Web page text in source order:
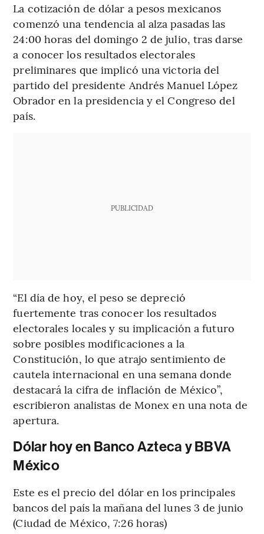
La cotización de dólar a pesos mexicanos
comenzó una tendencia al alza pasadas las
24:00 horas del domingo 2 de julio, tras darse
a conocer los resultados electorales
preliminares que implicó una victoria del
partido del presidente Andrés Manuel López
Obrador en la presidencia y el Congreso del
país.
PUBLICIDAD
“El día de hoy, el peso se depreció
fuertemente tras conocer los resultados
electorales locales y su implicación a futuro
sobre posibles modificaciones a la
Constitución, lo que atrajo sentimiento de
cautela internacional en una semana donde
destacará la cifra de inflación de México”,
escribieron analistas de Monex en una nota de
apertura.
Dólar hoy en Banco Azteca y BBVA
México
Este es el precio del dólar en los principales
bancos del país la mañana del lunes 3 de junio
(Ciudad de México, 7:26 horas)